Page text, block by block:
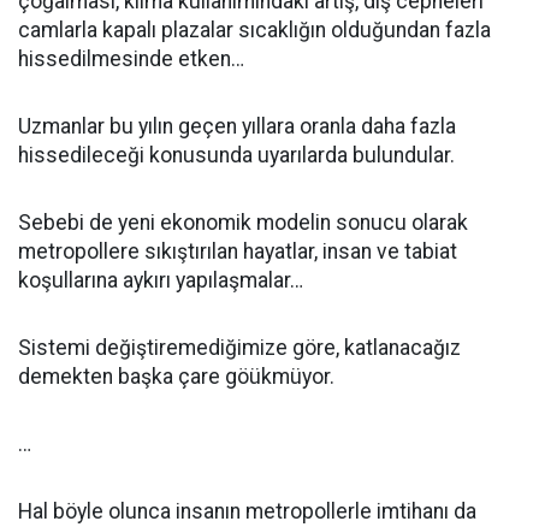
camlarla kapalı plazalar sıcaklığın olduğundan fazla
hissedilmesinde etken…
Uzmanlar bu yılın geçen yıllara oranla daha fazla
hissedileceği konusunda uyarılarda bulundular.
Sebebi de yeni ekonomik modelin sonucu olarak
metropollere sıkıştırılan hayatlar, insan ve tabiat
koşullarına aykırı yapılaşmalar…
Sistemi değiştiremediğimize göre, katlanacağız
demekten başka çare göükmüyor.
…
Hal böyle olunca insanın metropollerle imtihanı da